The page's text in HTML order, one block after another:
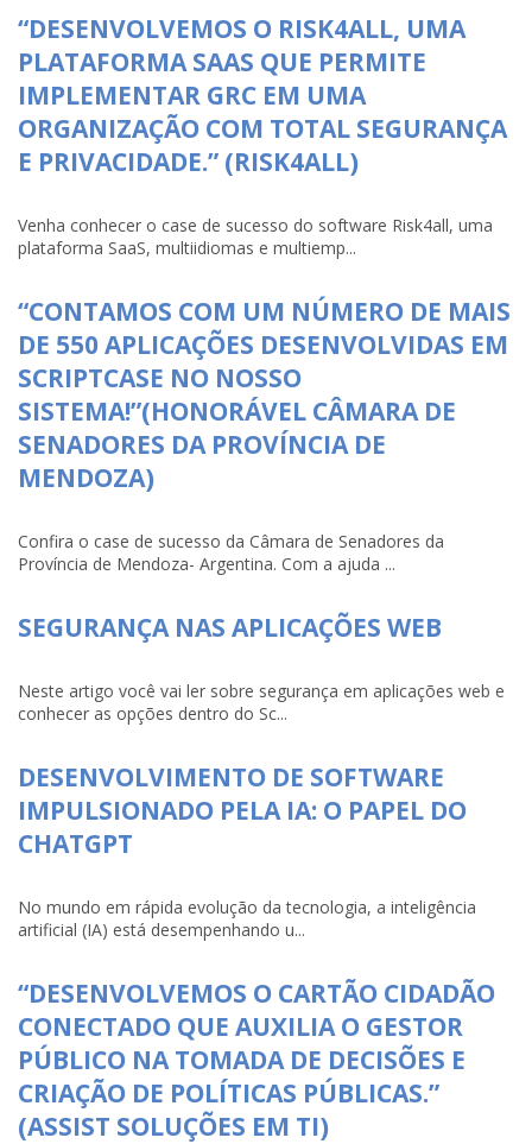
“DESENVOLVEMOS O RISK4ALL, UMA
PLATAFORMA SAAS QUE PERMITE
IMPLEMENTAR GRC EM UMA
ORGANIZAÇÃO COM TOTAL SEGURANÇA
E PRIVACIDADE.” (RISK4ALL)
Venha conhecer o case de sucesso do software Risk4all, uma
plataforma SaaS, multiidiomas e multiemp...
“CONTAMOS COM UM NÚMERO DE MAIS
DE 550 APLICAÇÕES DESENVOLVIDAS EM
SCRIPTCASE NO NOSSO
SISTEMA!”(HONORÁVEL CÂMARA DE
SENADORES DA PROVÍNCIA DE
MENDOZA)
Confira o case de sucesso da Câmara de Senadores da
Província de Mendoza- Argentina. Com a ajuda ...
SEGURANÇA NAS APLICAÇÕES WEB
Neste artigo você vai ler sobre segurança em aplicações web e
conhecer as opções dentro do Sc...
DESENVOLVIMENTO DE SOFTWARE
IMPULSIONADO PELA IA: O PAPEL DO
CHATGPT
No mundo em rápida evolução da tecnologia, a inteligência
artificial (IA) está desempenhando u...
“DESENVOLVEMOS O CARTÃO CIDADÃO
CONECTADO QUE AUXILIA O GESTOR
PÚBLICO NA TOMADA DE DECISÕES E
CRIAÇÃO DE POLÍTICAS PÚBLICAS.”
(ASSIST SOLUÇÕES EM TI)